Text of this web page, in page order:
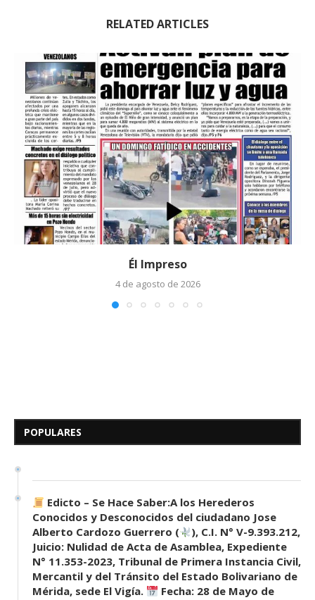
RELATED ARTICLES
Él Impreso
4 de agosto de 2026
POPULARESDesconocidos del...
Edicto – Se Hace Saber:A los Herederos
Conocidos y Desconocidos del ciudadano Jose
Alberto Cardozo Guerrero (
), C.I. N° V-9.393.212,
Juicio: Nulidad de Acta de Asamblea, Expediente
N° 11.353-2023, Tribunal de Primera Instancia Civil,
Mercantil y del Tránsito del Estado Bolivariano de
Mérida, sede El Vigía.
Fecha: 28 de Mayo de